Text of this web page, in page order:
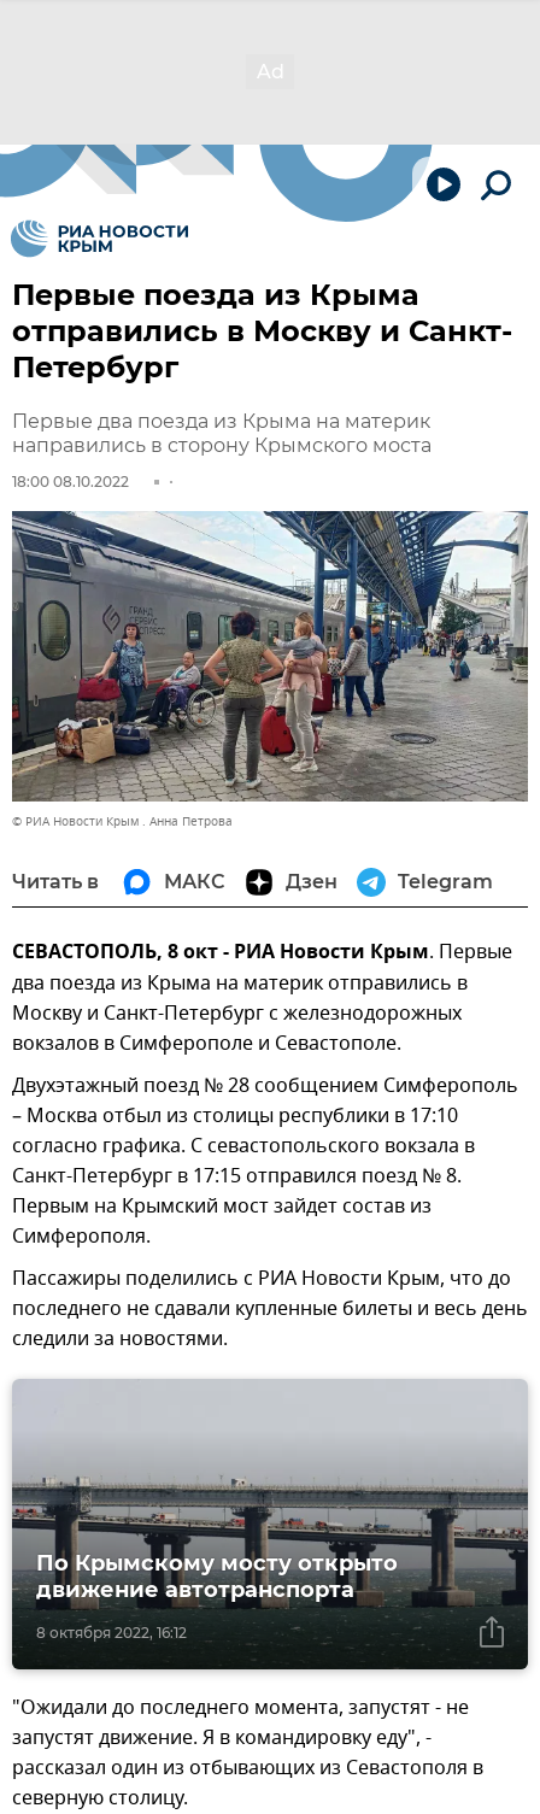
Первые поезда из Крыма
отправились в Москву и Санкт-
Петербург
Первые два поезда из Крыма на материк
направились в сторону Крымского моста
18:00 08.10.2022
© РИА Новости Крым . Анна Петрова
Читать в МАКС Дзен Telegram
СЕВАСТОПОЛЬ, 8 окт - РИА Новости Крым. Первые
два поезда из Крыма на материк отправились в
Москву и Санкт-Петербург с железнодорожных
вокзалов в Симферополе и Севастополе.
Двухэтажный поезд № 28 сообщением Симферополь
– Москва отбыл из столицы республики в 17:10
согласно графика. С севастопольского вокзала в
Санкт-Петербург в 17:15 отправился поезд № 8.
Первым на Крымский мост зайдет состав из
Симферополя.
Пассажиры поделились с РИА Новости Крым, что до
последнего не сдавали купленные билеты и весь день
следили за новостями.
8 октября 2022, 16:12
По Крымскому мосту открыто
движение автотранспорта
"Ожидали до последнего момента, запустят - не
запустят движение. Я в командировку еду", -
рассказал один из отбывающих из Севастополя в
северную столицу.